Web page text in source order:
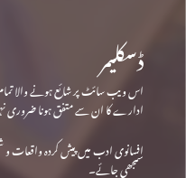
ڈسکلیمر
اس ویب سائٹ پر شائع ہونے والا
ادارے کا ان سے متفق ہونا ضروری
افسانوی ادب میں پیش کردہ
سمجھی جائے۔